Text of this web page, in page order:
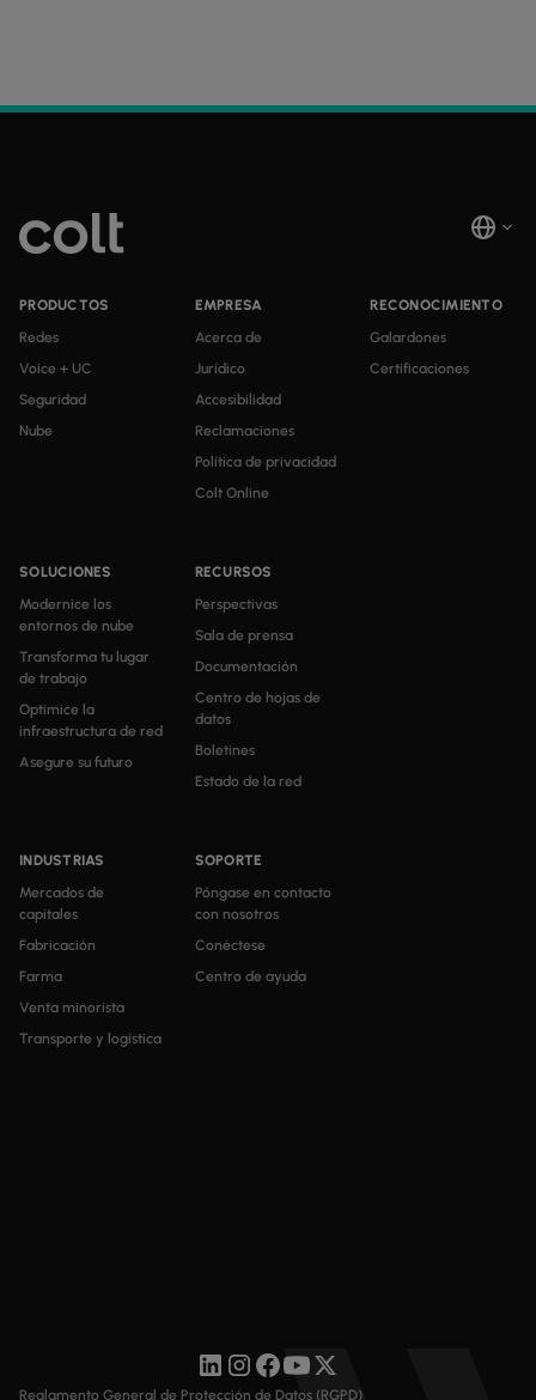
PRODUCTOS
Redes
Voice + UC
Seguridad
Nube
SOLUCIONES
Modernice los
entornos de nube
Transforma tu lugar
de trabajo
Optimice la
infraestructura de red
Asegure su futuro
INDUSTRIAS
Mercados de
capitales
Fabricación
Farma
Venta minorista
Transporte y logística
RECURSOS
Perspectivas
Sala de prensa
Documentación
Centro de hojas de
datos
Boletines
Estado de la red
EMPRESA
Acerca de
Jurídico
Accesibilidad
Reclamaciones
Política de privacidad
Colt Online
SOPORTE
Póngase en contacto
con nosotros
Conéctese
Centro de ayuda
RECONOCIMIENTO
Galardones
Certificaciones
Reglamento General de Protección de Datos (RGPD)